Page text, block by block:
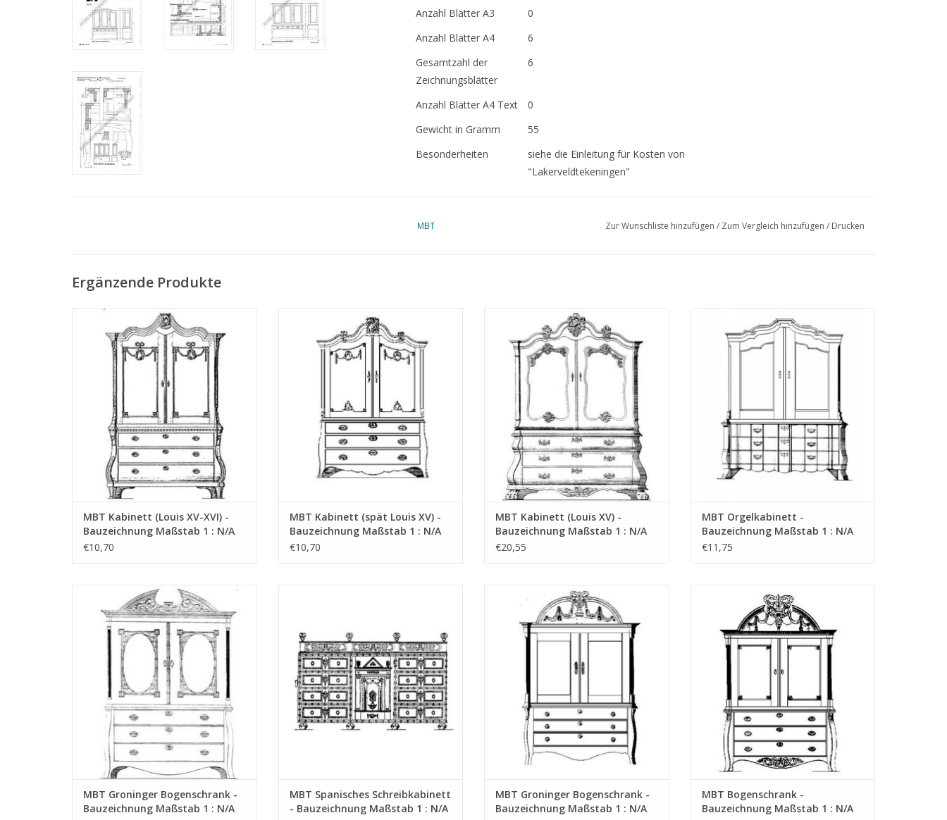
Anzahl Blätter A3
0
Anzahl Blätter A4
6
Gesamtzahl der
Zeichnungsblätter
6
Anzahl Blätter A4 Text
0
Gewicht in Gramm
55
Besonderheiten
siehe die Einleitung für Kosten von
"Lakerveldtekeningen"
MBT Zur Wunschliste hinzufügen / Zum Vergleich hinzufügen / Drucken
Ergänzende Produkte
MBT Kabinett (Louis XV-XVI) - Bauzeichnung
Maßstab 1 : N/A (45.16.001)
ZUM WARENKORB HINZUFÜGEN
MBT Kabinett (Louis XV-XVI) -
Bauzeichnung Maßstab 1 : N/A
(45.16.001)
€10,70
MBT Kabinett (spät Louis XV) -
Bauzeichnung Maßstab 1 : N/A (45.16.002)
ZUM WARENKORB HINZUFÜGEN
MBT Kabinett (spät Louis XV) -
Bauzeichnung Maßstab 1 : N/A
(45.16.002)
€10,70
MBT Kabinett (Louis XV) - Bauzeichnung
Maßstab 1 : N/A (45.16.003)
ZUM WARENKORB HINZUFÜGEN
MBT Kabinett (Louis XV) -
Bauzeichnung Maßstab 1 : N/A
(45.16.003)
€20,55
Maßstab 1 : N/A (45.16.004)
ZUM WARENKORB HINZUFÜGEN
MBT Orgelkabinett -
Bauzeichnung Maßstab 1 : N/A
(45.16.004)
€11,75
MBT Groninger Bogenschrank -
Bauzeichnung Maßstab 1 : N/A (45.16.005)
ZUM WARENKORB HINZUFÜGEN
MBT Groninger Bogenschrank -
Bauzeichnung Maßstab 1 : N/A
MBT Spanisches Schreibkabinett
- Bauzeichnung Maßstab 1 : N/A
MBT Groninger Bogenschrank -
Bauzeichnung Maßstab 1 : N/A (45.16.007)
ZUM WARENKORB HINZUFÜGEN
MBT Groninger Bogenschrank -
Bauzeichnung Maßstab 1 : N/A
MBT Bogenschrank - Bauzeichnung
Maßstab 1 : N/A (45.16.008)
ZUM WARENKORB HINZUFÜGEN
MBT Bogenschrank -
Bauzeichnung Maßstab 1 : N/A